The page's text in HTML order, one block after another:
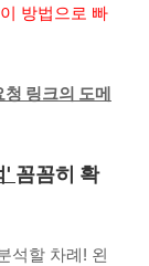
방법으로 빠
링크의 도메
' 꼼꼼히 확
석할 차례! 왼